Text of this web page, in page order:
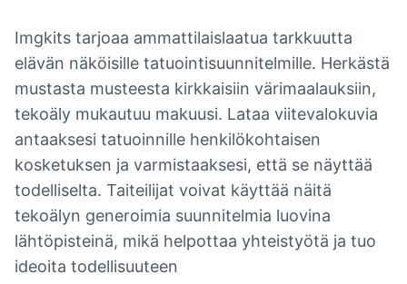
Imgkits tarjoaa ammattilaislaatua tarkkuutta
elävän näköisille tatuointisuunnitelmille. Herkästä
mustasta musteesta kirkkaisiin värimaalauksiin,
tekoäly mukautuu makuusi. Lataa viitevalokuvia
antaaksesi tatuoinnille henkilökohtaisen
kosketuksen ja varmistaaksesi, että se näyttää
todelliselta. Taiteilijat voivat käyttää näitä
tekoälyn generoimia suunnitelmia luovina
lähtöpisteinä, mikä helpottaa yhteistyötä ja tuo
ideoita todellisuuteen